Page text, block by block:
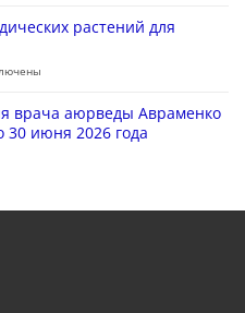
растений для
врача аюрведы Авраменко
июня 2026 года